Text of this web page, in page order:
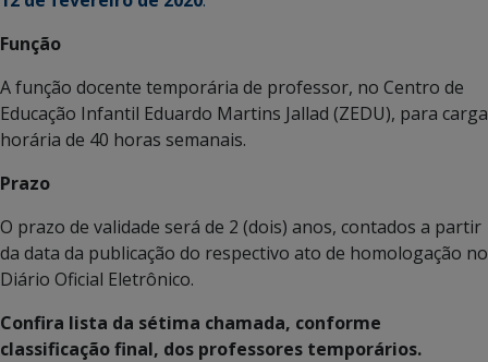
Função
A função docente temporária de professor, no Centro de
Educação Infantil Eduardo Martins Jallad (ZEDU), para carga
horária de 40 horas semanais.
Prazo
O prazo de validade será de 2 (dois) anos, contados a partir
da data da publicação do respectivo ato de homologação no
Diário Oficial Eletrônico.
Confira lista da sétima chamada, conforme
classificação final, dos professores temporários.